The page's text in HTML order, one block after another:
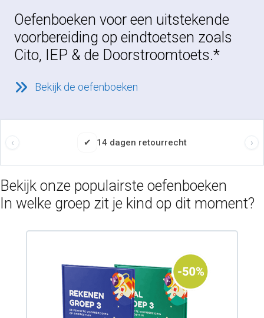
Oefenboeken voor een uitstekende
voorbereiding op eindtoetsen zoals
Cito, IEP & de Doorstroomtoets.*
Bekijk de oefenboeken
retourrecht Door
Bekijk onze populairste oefenboeken
In welke groep zit je kind op dit moment?